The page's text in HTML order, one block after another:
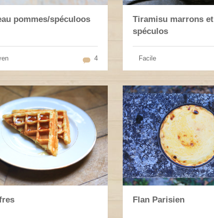
pommes/spéculoos
4
Tiramisu marrons et
spéculos
Facile
Flan Parisien